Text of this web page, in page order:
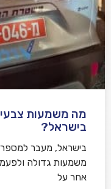
מה משמעות צבעי
בישראל?
בישראל, מעבר
משמעות גדולה
אחר על